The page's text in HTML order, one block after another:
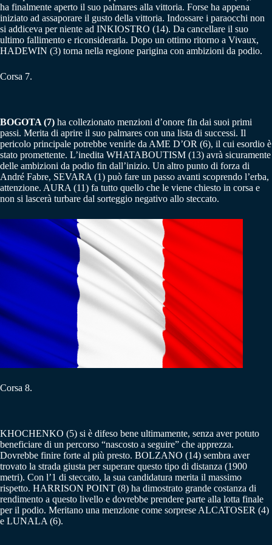
ha finalmente aperto il suo palmares alla vittoria. Forse ha appena
iniziato ad assaporare il gusto della vittoria. Indossare i paraocchi non
si addiceva per niente ad INKIOSTRO (14). Da cancellare il suo
ultimo fallimento e riconsiderarla. Dopo un ottimo ritorno a Vivaux,
HADEWIN (3) torna nella regione parigina con ambizioni da podio.
Corsa 7.
BOGOTA (7) ha collezionato menzioni d’onore fin dai suoi primi
passi. Merita di aprire il suo palmares con una lista di successi. Il
pericolo principale potrebbe venirle da AME D’OR (6), il cui esordio è
stato promettente. L’inedita WHATABOUTISM (13) avrà sicuramente
delle ambizioni da podio fin dall’inizio. Un altro punto di forza di
André Fabre, SEVARA (1) può fare un passo avanti scoprendo l’erba,
attenzione. AURA (11) fa tutto quello che le viene chiesto in corsa e
non si lascerà turbare dal sorteggio negativo allo steccato.
Corsa 8.
KHOCHENKO (5) si è difeso bene ultimamente, senza aver potuto
beneficiare di un percorso “nascosto a seguire” che apprezza.
Dovrebbe finire forte al più presto. BOLZANO (14) sembra aver
trovato la strada giusta per superare questo tipo di distanza (1900
metri). Con l’1 di steccato, la sua candidatura merita il massimo
rispetto. HARRISON POINT (8) ha dimostrato grande costanza di
rendimento a questo livello e dovrebbe prendere parte alla lotta finale
per il podio. Meritano una menzione come sorprese ALCATOSER (4)
e LUNALA (6).